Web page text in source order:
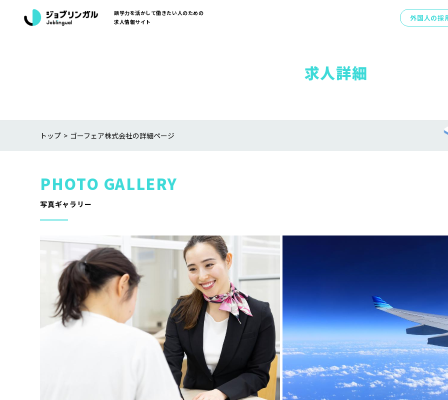
語学力を活かして働きたい人のための
求人情報サイト
外国人の採
求人詳細
トップ ゴーフェア株式会社の詳細ページ
写真ギャラリー